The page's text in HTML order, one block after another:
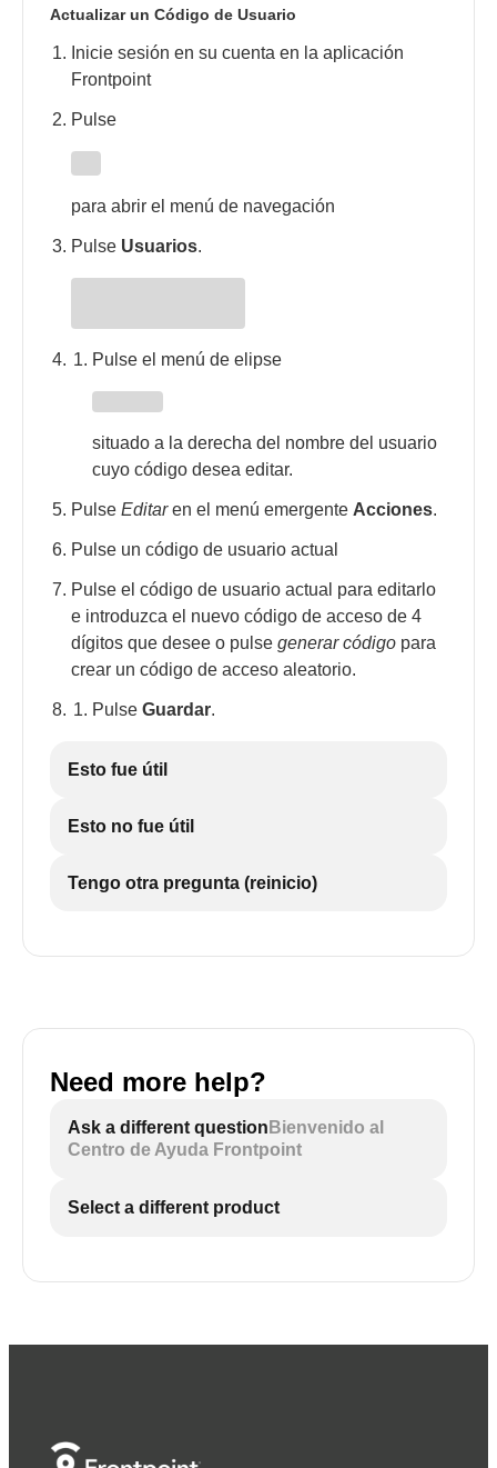
Actualizar un Código de Usuario
Inicie sesión en su cuenta en la aplicación
Frontpoint
Pulse
para abrir el menú de navegación
Pulse Usuarios.
Pulse el menú de elipse
situado a la derecha del nombre del usuario
cuyo código desea editar.
PulseEditaren el menú emergente Acciones.
Pulse un código de usuario actual
Pulse el código de usuario actual para editarlo
e introduzca el nuevo código de acceso de 4
dígitos que desee o pulsegenerar código para
crear un código de acceso aleatorio.
PulseGuardar.
Esto fue útil
Esto no fue útil
Tengo otra pregunta (reinicio)
Need more help?
Ask a different question Bienvenido al
Centro de Ayuda Frontpoint
Select a different product